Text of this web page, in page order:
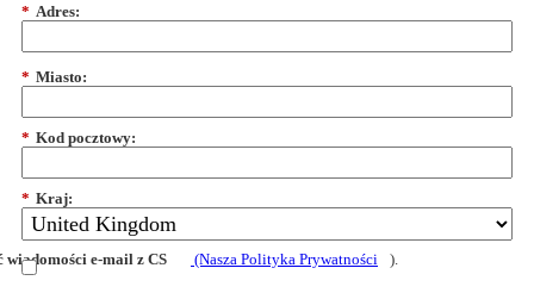
* Adres:
* Miasto:
* Kod pocztowy:
* Kraj:
e-mail z CS (Nasza Polityka Prywatności ).